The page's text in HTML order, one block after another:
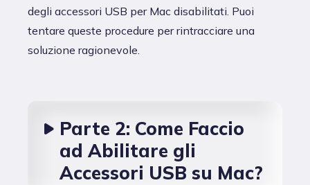
degli accessori USB per Mac disabilitati. Puoi
tentare queste procedure per rintracciare una
soluzione ragionevole.
Parte 2: Come Faccio
ad Abilitare gli
Accessori USB su Mac?